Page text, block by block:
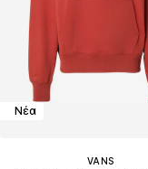
Νέα
VANS